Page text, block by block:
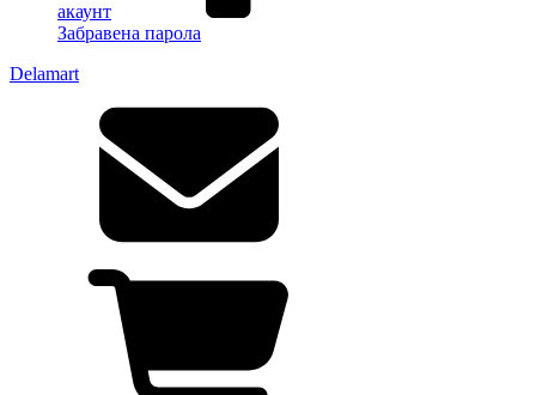
акаунт
Забравена парола
Delamart